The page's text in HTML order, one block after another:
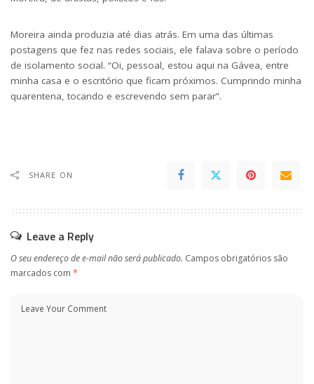
Moreira ainda produzia até dias atrás. Em uma das últimas
postagens que fez nas redes sociais, ele falava sobre o período
de isolamento social. “Oi, pessoal, estou aqui na Gávea, entre
minha casa e o escritório que ficam próximos. Cumprindo minha
quarentena, tocando e escrevendo sem parar”.
SHARE ON
Leave a Reply
O seu endereço de e-mail não será publicado. Campos obrigatórios são
marcados com *